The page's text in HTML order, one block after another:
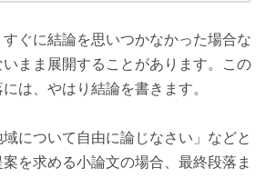
ぐに結論を思いつかなかった場合な
まま展開することがあります。この
は、やはり結論を書きます。
について自由に論じなさい」などと
を求める小論文の場合、最終段落ま